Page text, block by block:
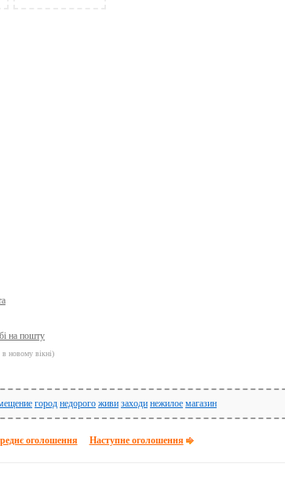
на пошту
в новому вікні)
город недорого живи заходи нежилое магазин
оголошення Наступне оголошення